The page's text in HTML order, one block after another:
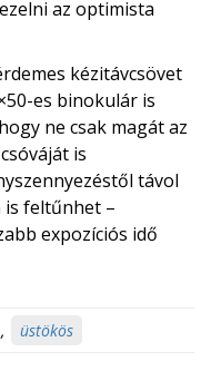
az optimista
kézitávcsövet
es binokulár is
ne csak magát az
is
távol
is feltűnhet –
expozíciós idő
, üstökös